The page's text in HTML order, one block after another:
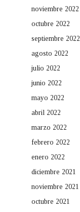
noviembre 2022
octubre 2022
septiembre 2022
agosto 2022
julio 2022
junio 2022
mayo 2022
abril 2022
marzo 2022
febrero 2022
enero 2022
diciembre 2021
noviembre 2021
octubre 2021